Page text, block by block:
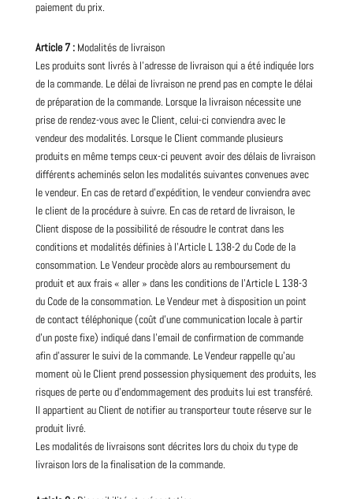
paiement du prix.
Article 7 :Modalités de livraison
Les produits sont livrés à l’adresse de livraison qui a été indiquée lors
de la commande. Le délai de livraison ne prend pas en compte le délai
de préparation de la commande. Lorsque la livraison nécessite une
prise de rendez-vous avec le Client, celui-ci conviendra avec le
vendeur des modalités. Lorsque le Client commande plusieurs
produits en même temps ceux-ci peuvent avoir des délais de livraison
différents acheminés selon les modalités suivantes convenues avec
le vendeur. En cas de retard d’expédition, le vendeur conviendra avec
le client de la procédure à suivre. En cas de retard de livraison, le
Client dispose de la possibilité de résoudre le contrat dans les
conditions et modalités définies à l’Article L 138-2 du Code de la
consommation. Le Vendeur procède alors au remboursement du
produit et aux frais « aller » dans les conditions de l’Article L 138-3
du Code de la consommation. Le Vendeur met à disposition un point
de contact téléphonique (coût d’une communication locale à partir
d’un poste fixe) indiqué dans l’email de confirmation de commande
afin d’assurer le suivi de la commande. Le Vendeur rappelle qu’au
moment où le Client prend possession physiquement des produits, les
risques de perte ou d’endommagement des produits lui est transféré.
Il appartient au Client de notifier au transporteur toute réserve sur le
produit livré.
Les modalités de livraisons sont décrites lors du choix du type de
livraison lors de la finalisation de la commande.